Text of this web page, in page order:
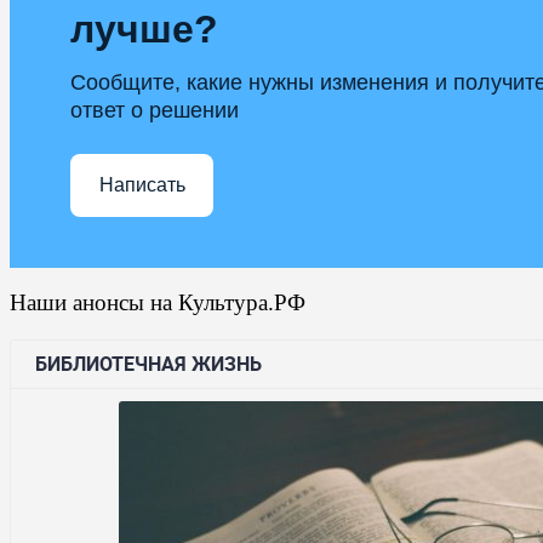
лучше?
Сообщите, какие нужны изменения и
ответ о решении
Написать
Наши анонсы на Культура.РФ